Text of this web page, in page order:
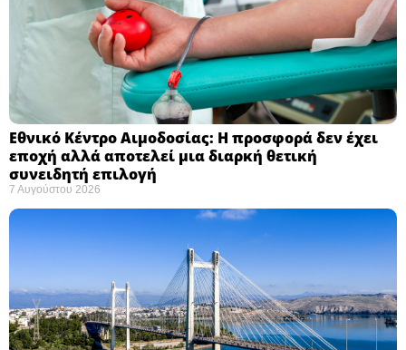
Εθνικό Κέντρο Αιμοδοσίας: H προσφορά δεν έχει
εποχή αλλά αποτελεί μια διαρκή θετική
συνειδητή επιλογή ​
7 Αυγούστου 2026